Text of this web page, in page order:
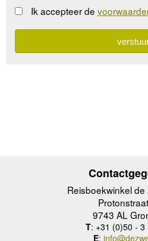
Ik accepteer de
Reisboekwinkel de
9743 AL
T: +31 (0)50 - 3
E: